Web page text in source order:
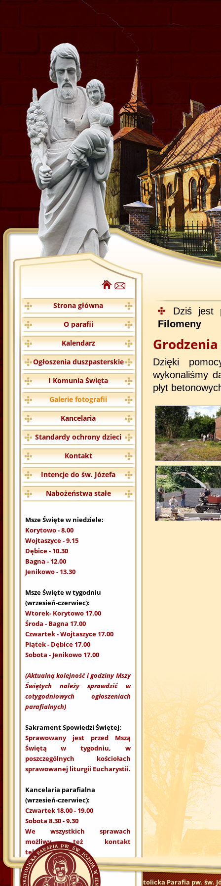
Strona główna
O parafii
Kalendarz
Ogłoszenia duszpasterskie
I Komunia Święta
Galerie fotografii
Kancelaria
Standardy ochrony dzieci
Kontakt
Intencje do św. Józefa
Nabożeństwa stałe
Msze Święte w niedziele:
Korytowo - 8.00
Wojtaszyce - 9.15
Dębice - 10.30
Bagna - 12.00
Jenikowo - 13.30
Msze Święte w tygodniu
(wrzesień-czerwiec):
Wtorek- Korytowo 17.00
Środa - Bagna 17.00
Czwartek - Wojtaszyce 17.00
Piątek - Dębice 17.00
Sobota - Jenikowo 17.00
(Aktualną kolejność i godziny Mszy
Świętych należy sprawdzić w
cotygodniowych ogłoszeniach
parafialnych)
Sakrament Spowiedzi Świętej:
Sprawowany jest przed Mszą
Świętą w tygodniu, w
poszczególnych kościołach
sprawowanej liturgii Eucharystii.
Kancelaria parafialna
(wrzesień-czerwiec):
Czwartek 18.00 - 19.00
Sobota 8.30 - 9.30
We wszystkich sprawach
możliwy też kontakt
telefoniczny.
Dziś jest
Filomeny
Dzięki
wykonaliśmy
płyt
Rzymskokatolicka Parafia pw. św.